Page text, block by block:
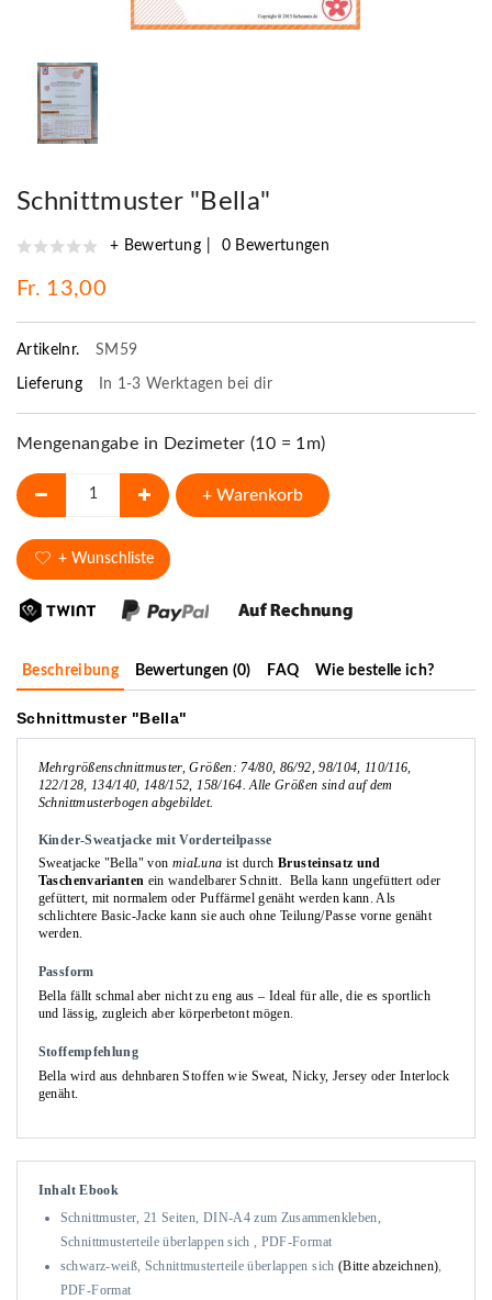
Schnittmuster "Bella"
+ Bewertung 0 Bewertungen
Fr. 13,00
Artikelnr. SM59
Lieferung In 1-3 Werktagen bei dir
Mengenangabe in Dezimeter (10 = 1m)
+ Warenkorb
+ Wunschliste
Beschreibung Bewertungen (0) FAQ Wie bestelle ich?
Schnittmuster "Bella"
Mehrgrößenschnittmuster, Größen: 74/80, 86/92, 98/104, 110/116,
122/128, 134/140, 148/152, 158/164.Alle Größen sind auf dem
Schnittmusterbogen abgebildet.
Kinder-Sweatjacke mit Vorderteilpasse
Sweatjacke "Bella" von miaLuna ist durch Brusteinsatz und
Taschenvarianten ein wandelbarer Schnitt. Bella kann ungefüttert oder
gefüttert, mit normalem oder Puffärmel genäht werden kann. Als
schlichtere Basic-Jacke kann sie auch ohne Teilung/Passe vorne genäht
werden.
Passform
Bella fällt schmal aber nicht zu eng aus – Ideal für alle, die es sportlich
und lässig, zugleich aber körperbetont mögen.
Stoffempfehlung
Bella wird aus dehnbaren Stoffen wie Sweat, Nicky, Jersey oder Interlock
genäht.
Inhalt Ebook
Schnittmuster, 21 Seiten, DIN-A4 zum Zusammenkleben,
Schnittmusterteile überlappen sich , PDF-Format
schwarz-weiß, Schnittmusterteile überlappen sich (Bitte abzeichnen),
PDF-Format